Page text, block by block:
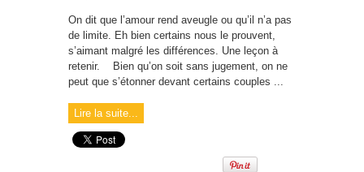
On dit que l’amour rend aveugle ou qu’il n’a pas
de limite. Eh bien certains nous le prouvent,
s’aimant malgré les différences. Une leçon à
retenir. Bien qu’on soit sans jugement, on ne
peut que s’étonner devant certains couples ...
Lire la suite...